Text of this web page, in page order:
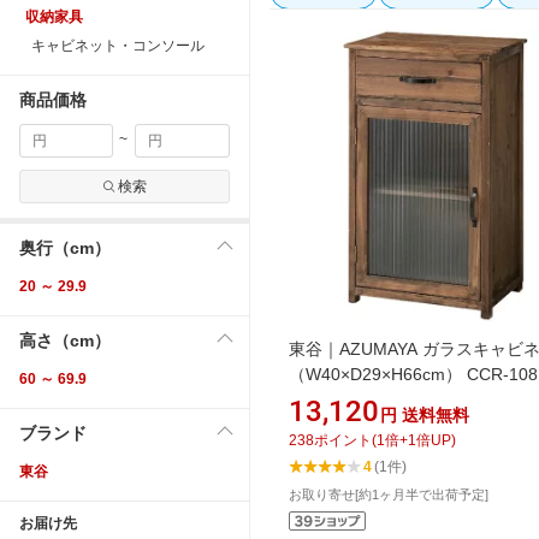
収納家具
キャビネット・コンソール
商品価格
~
検索
奥行（cm）
20 ～ 29.9
高さ（cm）
60 ～ 69.9
ブランド
東谷
お届け先
東谷｜AZUMAYA ガラスキャビ
（W40×D29×H66cm） CCR-108
ウン
13,120 円 送料無料
238ポイント (1 倍+1 倍UP)
4(1件)
お取り寄せ[約1ヶ月半で出荷予定]